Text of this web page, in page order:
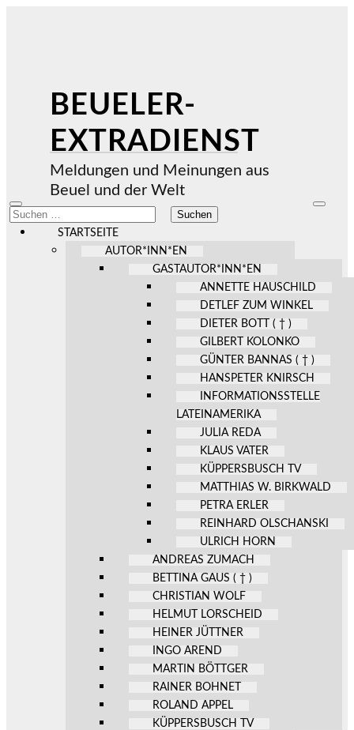
BEUELER-
EXTRADIENST
Meldungen und Meinungen aus
Beuel und der Welt
Mobile-
Menü
ein-/ausblenden
Suchen
nach:
STARTSEITE
AUTOR*INN*EN
GASTAUTOR*INN*EN
ANNETTE HAUSCHILD
DETLEF ZUM WINKEL
DIETER BOTT ( † )
GILBERT KOLONKO
GÜNTER BANNAS ( † )
HANSPETER KNIRSCH
INFORMATIONSSTELLE
LATEINAMERIKA
JULIA REDA
KLAUS VATER
KÜPPERSBUSCH TV
MATTHIAS W. BIRKWALD
PETRA ERLER
REINHARD OLSCHANSKI
ULRICH HORN
ANDREAS ZUMACH
BETTINA GAUS ( † )
CHRISTIAN WOLF
HELMUT LORSCHEID
HEINER JÜTTNER
INGO AREND
MARTIN BÖTTGER
RAINER BOHNET
ROLAND APPEL
KÜPPERSBUSCH TV